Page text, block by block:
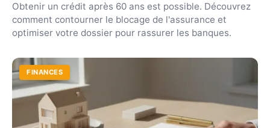
Obtenir un crédit après 60 ans est possible. Découvrez
comment contourner le blocage de l'assurance et
optimiser votre dossier pour rassurer les banques.
FINANCES